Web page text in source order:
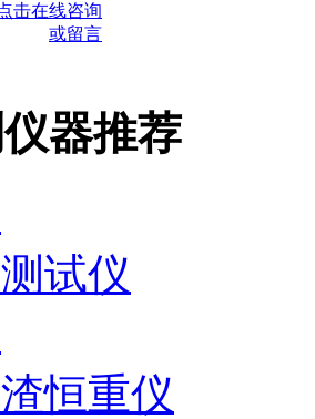
器推荐
试仪
恒重仪